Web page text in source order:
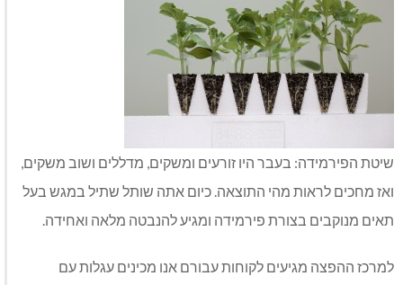
שיטת הפירמידה: בעבר היו זורעים ומשקים, מדללים ושוב משקים,
ואז מחכים לראות מהי התוצאה. כיום אתה שותל שתיל במגש בעל
תאים מנוקבים בצורת פירמידה ומגיע להנבטה מלאה ואחידה.
למרכז ההפצה מגיעים לקוחות עבורם אנו מכינים עגלות עם